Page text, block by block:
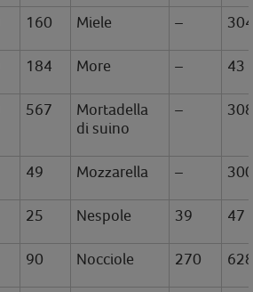
160 Miele –
184 More – 43
567
Mortadella
di suino
–
49 Mozzarella –
25 Nespole 39 47
90 Nocciole 270